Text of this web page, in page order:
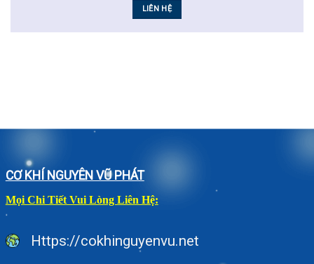
LIÊN HỆ
CƠ KHÍ NGUYÊN VŨ PHÁT
Mọi Chi Tiết Vui Lòng Liên Hệ:
Https://cokhinguyenvu.net